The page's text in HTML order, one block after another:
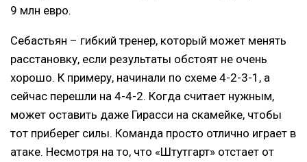
9 млн евро.
Себастьян – гибкий тренер, который может менять
расстановку, если результаты обстоят не очень
хорошо. К примеру, начинали по схеме 4-2-3-1, а
сейчас перешли на 4-4-2. Когда считает нужным,
может оставить даже Гирасси на скамейке, чтобы
тот приберег силы. Команда просто отлично играет в
атаке. Несмотря на то, что «Штутгарт» отстает от